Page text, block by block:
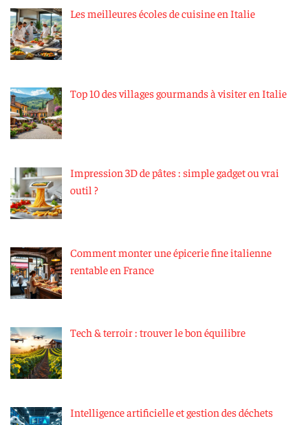
Les meilleures écoles de cuisine en Italie
Top 10 des villages gourmands à visiter en Italie
Impression 3D de pâtes : simple gadget ou vrai
outil ?
Comment monter une épicerie fine italienne
rentable en France
Tech & terroir : trouver le bon équilibre
Intelligence artificielle et gestion des déchets